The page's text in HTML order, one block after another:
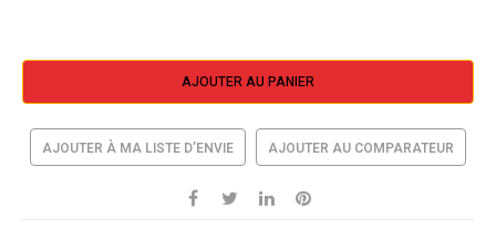
AJOUTER AU PANIER
AJOUTER À MA LISTE D’ENVIE AJOUTER AU COMPARATEUR